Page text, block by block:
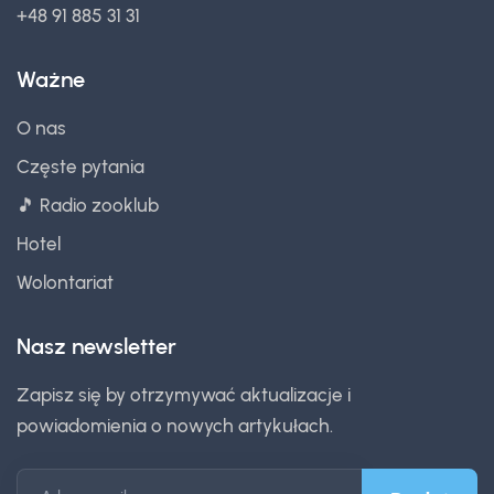
+48 91 885 31 31
Ważne
O nas
Częste pytania
🎵 Radio zooklub
Hotel
Wolontariat
Nasz newsletter
Zapisz się by otrzymywać aktualizacje i
powiadomienia o nowych artykułach.